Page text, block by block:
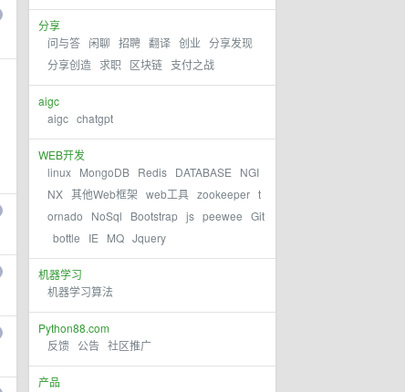
分享
问与答 闲聊 招聘 翻译 创业 分享发现
分享创造 求职 区块链 支付之战
aigc
aigc chatgpt
WEB开发
linux MongoDB Redis DATABASE
NGI
NX 其他Web框架 web工具 zookeeper t
ornado
NoSql Bootstrap js peewee Git
bottle
IE MQ Jquery
机器学习
机器学习算法
Python88.com
反馈 公告 社区推广
产品